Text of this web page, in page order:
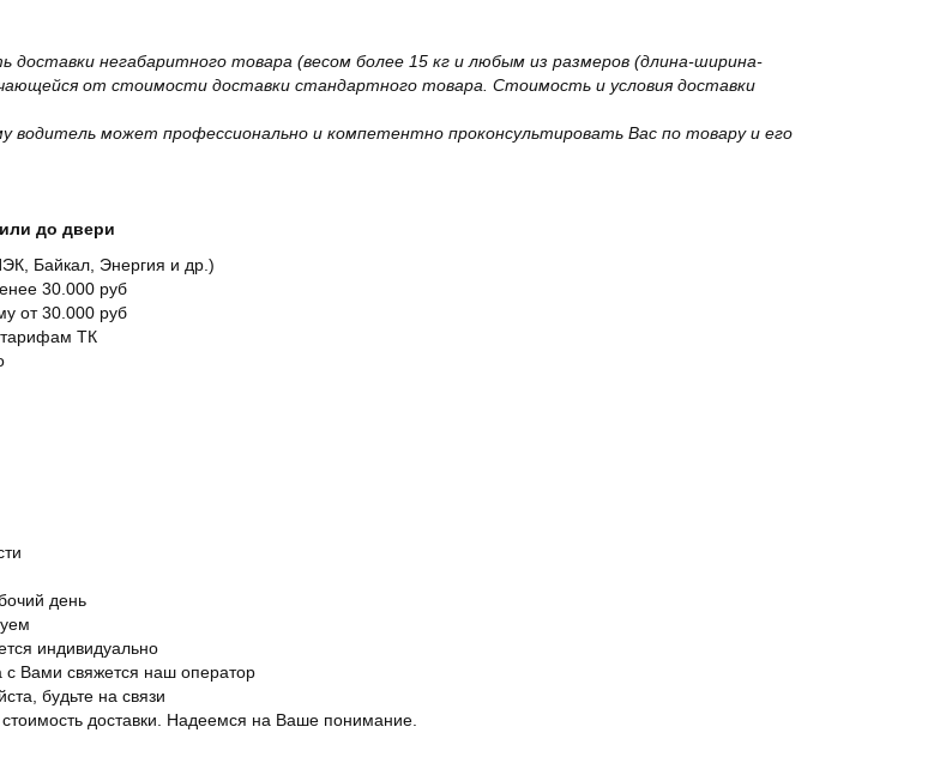
негабаритного товара (весом более 15 кг и любым из размеров (длина-ширина-
от стоимости доставки стандартного товара. Стоимость и условия доставки
водитель может профессионально и компетентно проконсультировать Вас по товару и его
до двери
Байкал, Энергия и др.)
30.000 руб
от 30.000 руб
тарифам ТК
день
индивидуально
с Вами свяжется наш оператор
будьте на связи
доставки. Надеемся на Ваше понимание.